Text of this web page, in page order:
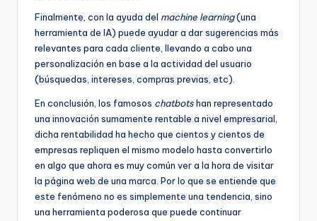
Finalmente, con la ayuda del machine learning(una
herramienta de IA) puede ayudar a dar sugerencias más
relevantes para cada cliente, llevando a cabo una
personalización en base a la actividad del usuario
(búsquedas, intereses, compras previas, etc).
En conclusión, los famosos chatbotshan representado
una innovación sumamente rentable a nivel empresarial,
dicha rentabilidad ha hecho que cientos y cientos de
empresas repliquen el mismo modelo hasta convertirlo
en algo que ahora es muy común ver a la hora de visitar
la página web de una marca. Por lo que se entiende que
este fenómeno no es simplemente una tendencia, sino
una herramienta poderosa que puede continuar